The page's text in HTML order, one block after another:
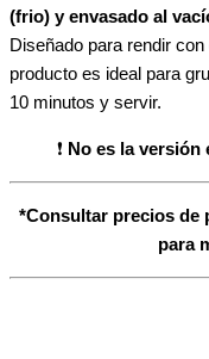
(frio) y envasado al
Diseñado para rendir
producto es ideal para
10 minutos y servir.
❗ No es la versión
*Consultar precios de
para